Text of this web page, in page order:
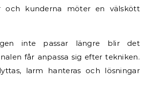
och kunderna möter en välskött
inte passar längre blir det
får anpassa sig efter tekniken.
larm hanteras och lösningar